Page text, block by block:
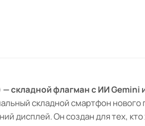
складной флагман с ИИ Gemini
складной смартфон
дисплей. Он создан для тех,